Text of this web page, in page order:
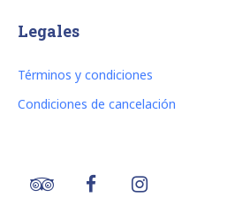
Legales
Términos y condiciones
Condiciones de cancelación